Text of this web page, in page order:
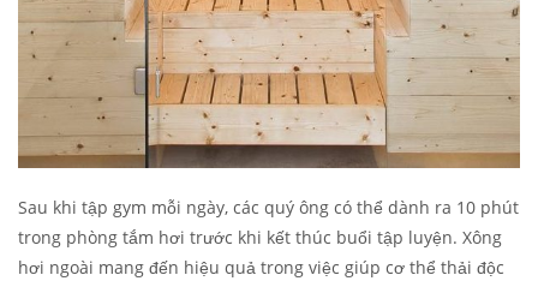
Sau khi tập gym mỗi ngày, các quý ông có thể dành ra 10 phút
trong phòng tắm hơi trước khi kết thúc buổi tập luyện. Xông
hơi ngoài mang đến hiệu quả trong việc giúp cơ thể thải độc